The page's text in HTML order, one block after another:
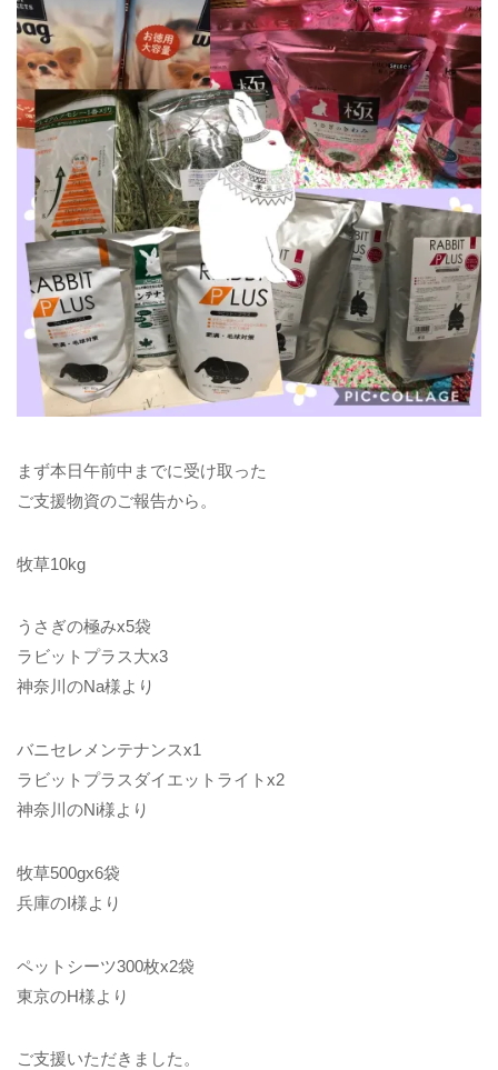
まず本日午前中までに受け取った
ご支援物資のご報告から。
牧草10kg
うさぎの極みx5袋
ラビットプラス大x3
神奈川のNa様より
バニセレメンテナンスx1
ラビットプラスダイエットライトx2
神奈川のNi様より
牧草500gx6袋
兵庫のI様より
ペットシーツ300枚x2袋
東京のH様より
ご支援いただきました。